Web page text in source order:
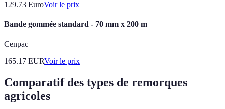
129.73 EuroVoir le prix
Bande gommée standard - 70 mm x 200 m
Cenpac
165.17 EURVoir le prix
Comparatif des types de remorques
agricoles